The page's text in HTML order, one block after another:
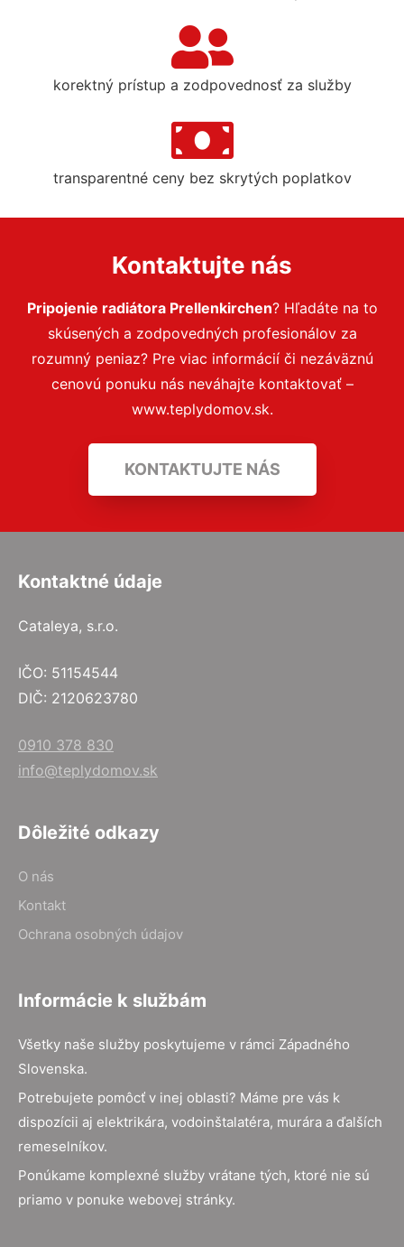
korektný prístup a zodpovednosť za služby
transparentné ceny bez skrytých poplatkov
Kontaktujte nás
Pripojenie radiátora Prellenkirchen? Hľadáte na to
skúsených a zodpovedných profesionálov za
rozumný peniaz? Pre viac informácií či nezáväznú
cenovú ponuku nás neváhajte kontaktovať –
www.teplydomov.sk.
KONTAKTUJTE NÁS
Kontaktné údaje
Cataleya, s.r.o.
IČO: 51154544
DIČ: 2120623780
0910 378 830
info@teplydomov.sk
Dôležité odkazy
O nás
Kontakt
Ochrana osobných údajov
Informácie k službám
Všetky naše služby poskytujeme v rámci Západného
Slovenska.
Potrebujete pomôcť v inej oblasti? Máme pre vás k
dispozícii aj elektrikára, vodoinštalatéra, murára a ďalších
remeselníkov.
Ponúkame komplexné služby vrátane tých, ktoré nie sú
priamo v ponuke webovej stránky.